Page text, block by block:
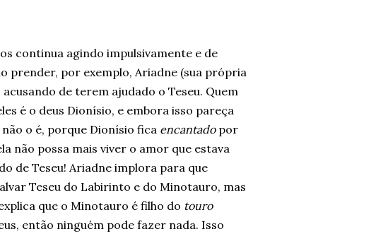
continua agindo impulsivamente e de
prender, por exemplo, Ariadne (sua própria
de terem ajudado o Teseu. Quem
é o deus Dionísio, e embora isso pareça
o é, porque Dionísio fica encantadopor
não possa mais viver o amor que estava
de Teseu! Ariadne implora para que
Teseu do Labirinto e do Minotauro, mas
que o Minotauro é filho do touro
então ninguém pode fazer nada. Isso